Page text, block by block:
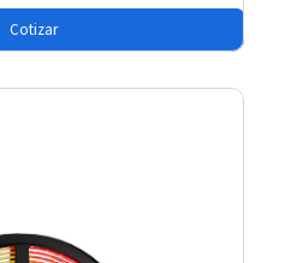
Cotizar